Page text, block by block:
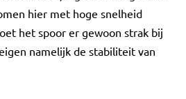
hier met hoge snelheid
het spoor er gewoon strak bij
namelijk de stabiliteit van